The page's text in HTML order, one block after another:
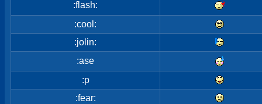
:flash:
:cool:
:jolin:
:ase
:p
:fear: